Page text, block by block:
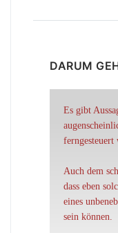
DARUM
Es gibt
ferngesteuert
Auch dem
dass eben
eines
sein können.